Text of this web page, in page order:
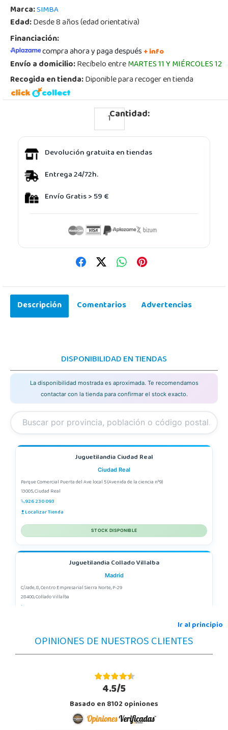
Marca:SIMBA
Edad:Desde 8 años (edad orientativa)
Financiación:
compra ahora y paga después+ info
Envío a domicilio:Recíbelo entreMARTES 11 Y MIÉRCOLES 12
Recogida en tienda:Diponible para recoger en tienda
Cantidad:
Devolución gratuita en tiendas
Entrega 24/72h.
Envío Gratis > 59 €
Descripción Comentarios Advertencias
DISPONIBILIDAD EN TIENDAS
La disponibilidad mostrada es aproximada. Te recomendamos
contactar con la tienda para confirmar el stock exacto.
Juguetilandia Ciudad Real
Ciudad Real
Parque Comercial Puerta del Ave local 5 (Avenida de la ciencia nº9)
13005, Ciudad Real
926 230 093
Localizar Tienda
STOCK DISPONIBLE
Juguetilandia Collado Villalba
Madrid
C/Jade, 8, Centro Empresarial Sierra Norte, P-29
28400, Collado Villalba
Juguetilandia Córdoba
Córdoba
C/ INGENIERO JUAN DE LA CIERVA 1 Polígono Industrial La Torrecilla
Ir al principio
OPINIONES DE NUESTROS CLIENTES
4.5/5
Basado en 8102 opiniones